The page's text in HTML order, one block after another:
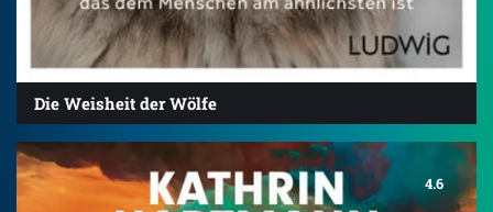
Die Weisheit der Wölfe
4.6